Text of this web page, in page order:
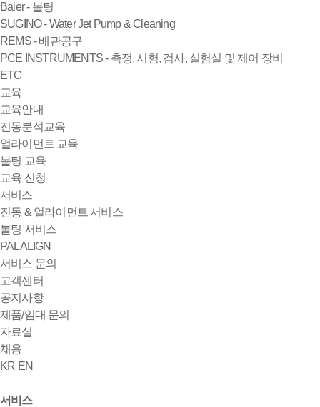
Baier - 볼팅
SUGINO - Water Jet Pump & Cleaning
REMS - 배관공구
PCE INSTRUMENTS - 측정, 시험, 검사, 실험실 및 제어 장비
ETC
교육
교육안내
진동분석교육
얼라이먼트 교육
볼팅 교육
교육 신청
서비스
진동 & 얼라이먼트 서비스
볼팅 서비스
PALALIGN
서비스 문의
고객센터
공지사항
제품/임대 문의
자료실
채용
KR EN
서비스